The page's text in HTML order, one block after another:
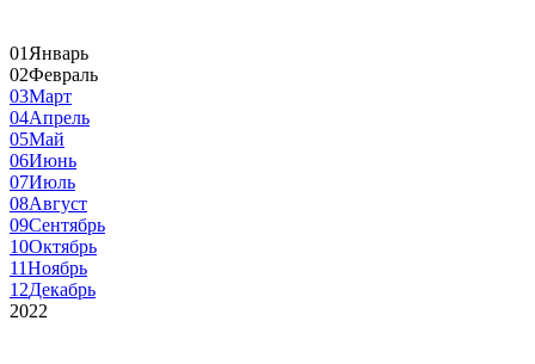
01 Январь
02Февраль
03Март
04Апрель
05Май
06Июнь
07Июль
08Август
09Сентябрь
10Октябрь
11Ноябрь
12Декабрь
2022